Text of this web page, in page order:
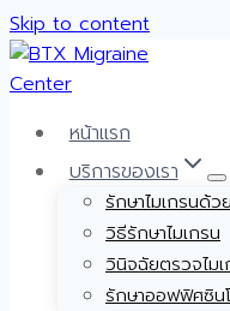
Skip to content
หน้าแรก
บริการของเรา
รักษาไมเกรนด้
วิธีรักษาไมเกรน
วินิจฉัยตรวจไม
รักษาออฟฟิศซิ